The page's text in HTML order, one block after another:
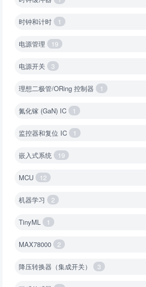
时钟和计时 1
电源管理 19
电源开关 3
理想二极管/ORing 控制器 1
氮化镓 (GaN) IC 1
监控器和复位 IC 1
嵌入式系统 19
MCU 12
机器学习 2
TinyML 1
MAX78000 2
降压转换器（集成开关） 3